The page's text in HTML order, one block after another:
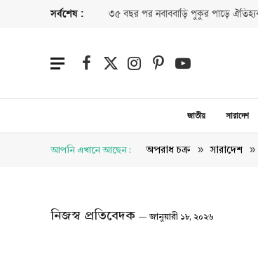
সর্বশেষ : ৩৫ বছর পর নবাববাড়ি পুকুর পাড়ে
Facebook
X
Instagram
PinterestYouTube
জাতীয় সারাদেশ
আপনি এখানে আছেন : অপরাধ চক্র » সারাদেশ »
নিজস্ব প্রতিবেদক জানুয়ারী ১৮, ২০২৬